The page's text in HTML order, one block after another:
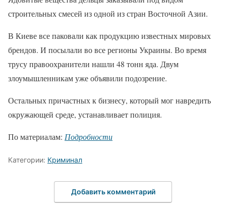
строительных смесей из одной из стран Восточной Азии.
В Киеве все паковали как продукцию известных мировых
брендов. И посылали во все регионы Украины. Во время
трусу правоохранители нашли 48 тонн яда. Двум
злоумышленникам уже объявили подозрение.
Остальных причастных к бизнесу, который мог навредить
окружающей среде, устанавливает полиция.
По материалам: Подробности
Категории: Криминал
Добавить комментарий